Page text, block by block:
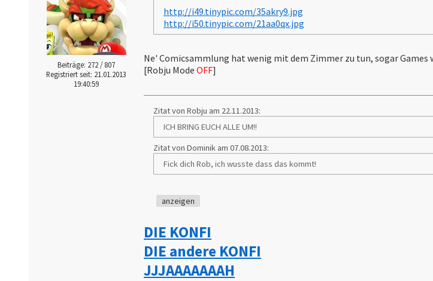
Beiträge: 272 / 807
Registriert seit: 21.01.2013
19:40:59
http://i49.tinypic.com/35akry9.jpg
http://i50.tinypic.com/21aa0qx.jpg
Ne' Comicsammlung hat wenig mit dem Zimmer zu tun, sogar
[Robju Mode OFF]
Zitat von Robju am 22.11.2013:
ICH BRING EUCH ALLE UM!!
Zitat von Dominik am 07.08.2013:
Fick dich Rob, ich wusste dass das kommt!
anzeigen
DIE KONFI
DIE andere KONFI
JJJAAAAAAAH